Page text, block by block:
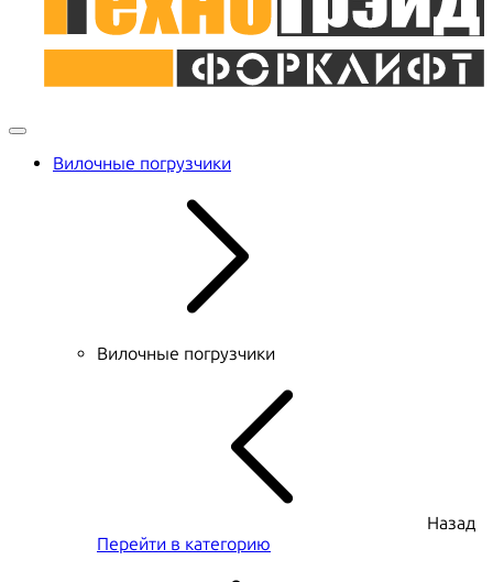
Вилочные погрузчики
Вилочные погрузчики
Назад
Перейти в категорию